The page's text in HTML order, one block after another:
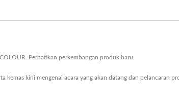
Perhatikan perkembangan produk baru.
kini mengenai acara yang akan datang dan pelancaran